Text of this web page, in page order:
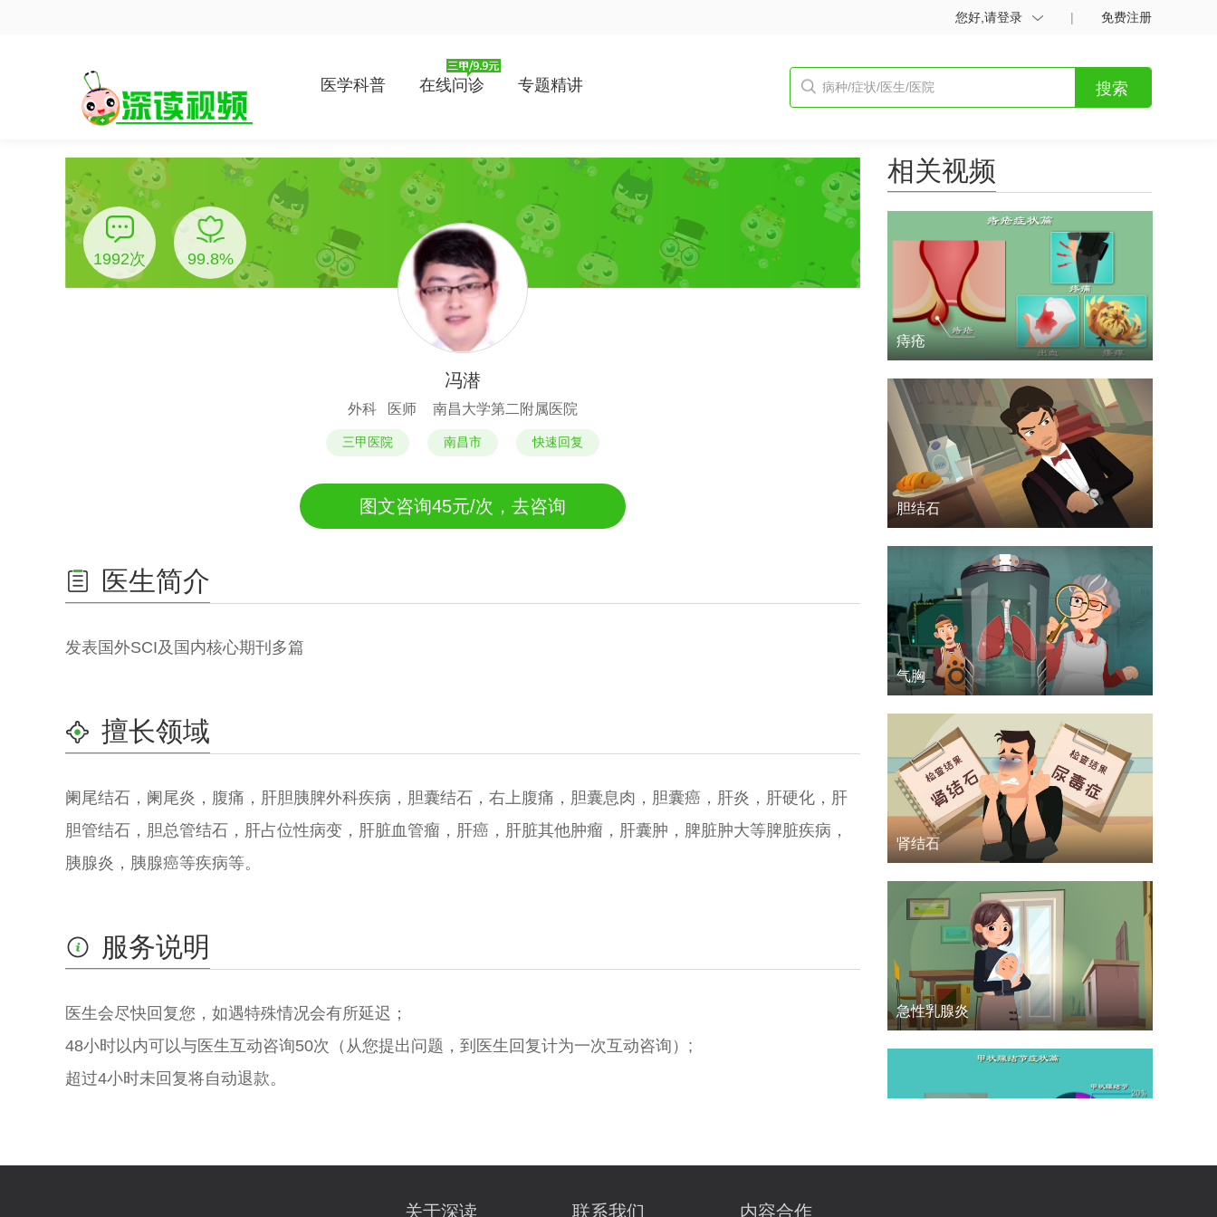
您好,请登录 | 免费注册
医学科普 在线问诊 专题精讲 搜索
1992次 99.8%
冯潜
外科 医师 南昌大学第二附属医院
三甲医院 南昌市 快速回复
图文咨询45元/次，去咨询
医生简介
发表国外SCI及国内核心期刊多篇
擅长领域
阑尾结石，阑尾炎，腹痛，肝胆胰脾外科疾病，胆囊结石，右上腹痛，胆囊息肉，胆囊癌，肝炎，肝硬化，肝
胆管结石，胆总管结石，肝占位性病变，肝脏血管瘤，肝癌，肝脏其他肿瘤，肝囊肿，脾脏肿大等脾脏疾病，
胰腺炎，胰腺癌等疾病等。
服务说明
医生会尽快回复您，如遇特殊情况会有所延迟；
48小时以内可以与医生互动咨询50次（从您提出问题，到医生回复计为一次互动咨询）;
超过4小时未回复将自动退款。
相关视频
痔疮
胆结石
气胸
肾结石
急性乳腺炎
关于深读 联系我们 内容合作